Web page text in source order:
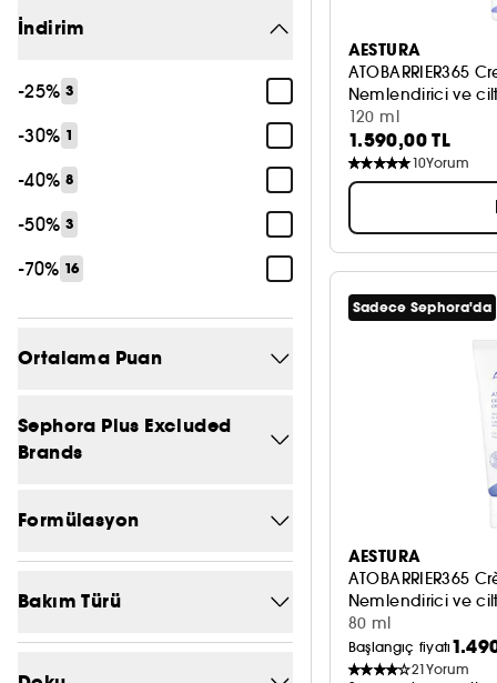
İndirim
-25% 3
-30% 1
-40% 8
-50% 3
-70% 16
Ortalama Puan
5/5 175
Sephora Plus Excluded
Brands
Formülasyon
Aloe Vera
Bakım Türü
AESTURA
ATOBARRIER365
Nemlendirici ve
120 ml
1.590,00 TL
10Yorum
Sadece Sephora'da
AESTURA
ATOBARRIER365
Nemlendirici ve
80 ml
Başlangıç fiyatı
21Yorum